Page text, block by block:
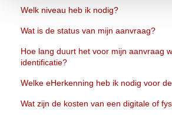
Welk niveau heb ik nodig?
Wat is de status van mijn aanvraag?
Hoe lang duurt het voor mijn aanvraag
identificatie?
Welke eHerkenning heb ik nodig voor
Wat zijn de kosten van een digitale of